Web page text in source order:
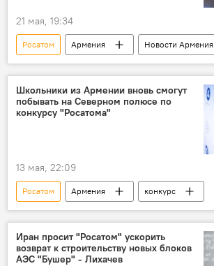
21 мая, 19:34
Росатом Армения
Новости Армения
Россия
Школьники из Армении вновь смогут
побывать на Северном полюсе по
конкурсу "Росатома"
13 мая, 22:09
Росатом Армения
конкурс
Общество
Новости Армения
Иран просит "Росатом" ускорить
возврат к строительству новых блоков
АЭС "Бушер" - Лихачев